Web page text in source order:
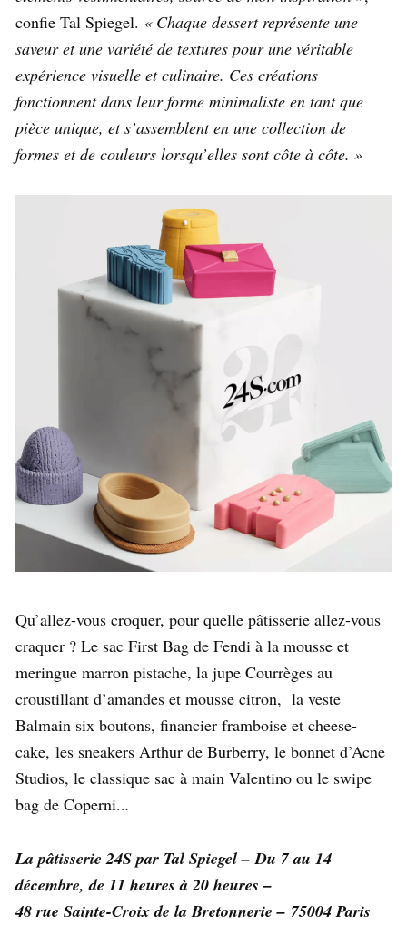
confie Tal Spiegel. « Chaque dessert représente une
saveur et une variété de textures pour une véritable
expérience visuelle et culinaire. Ces créations
fonctionnent dans leur forme minimaliste en tant que
pièce unique, et s’assemblent en une collection de
formes et de couleurs lorsqu’elles sont côte à côte. »
Qu’allez-vous croquer, pour quelle pâtisserie allez-vous
craquer ? Le sac First Bag de Fendi à la mousse et
meringue marron pistache, la jupe Courrèges au
croustillant d’amandes et mousse citron, la veste
Balmain six boutons, financier framboise et cheese-
cake, les sneakers Arthur de Burberry, le bonnet d’Acne
Studios, le classique sac à main Valentino ou le swipe
bag de Coperni...
La pâtisserie 24S par Tal Spiegel – Du 7 au 14
décembre, de 11 heures à 20 heures –
48 rue Sainte-Croix de la Bretonnerie – 75004 Paris